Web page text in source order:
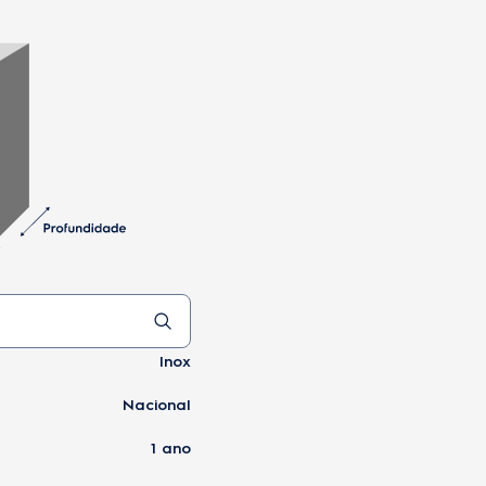
e
Inox
Nacional
1 ano